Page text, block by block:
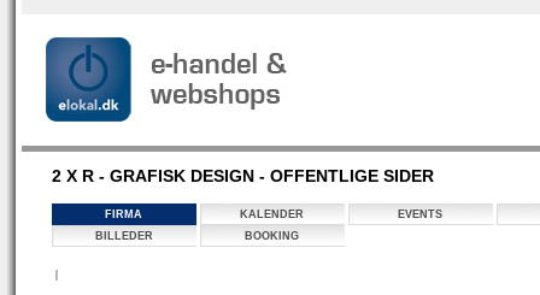
2 X R - GRAFISK DESIGN - OFFENTLIGE SIDER
FIRMA KALENDER
EVENTS
BILLEDER
BOOKING
|